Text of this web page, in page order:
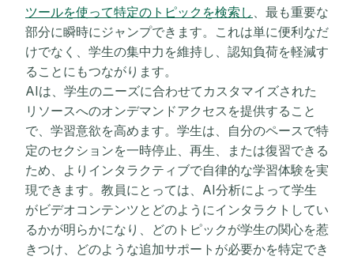
ツールを使って特定のトピックを検索し 、最も重要な
部分に瞬時にジャンプできます。これは単に便利なだ
けでなく、学生の集中力を維持し、認知負荷を軽減す
ることにもつながります。
AIは、学生のニーズに合わせてカスタマイズされた
リソースへのオンデマンドアクセスを提供すること
で、学習意欲を高めます。学生は、自分のペースで特
定のセクションを一時停止、再生、または復習できる
ため、よりインタラクティブで自律的な学習体験を実
現できます。教員にとっては、AI分析によって学生
がビデオコンテンツとどのようにインタラクトしてい
るかが明らかになり、どのトピックが学生の関心を惹
きつけ、どのような追加サポートが必要かを特定でき